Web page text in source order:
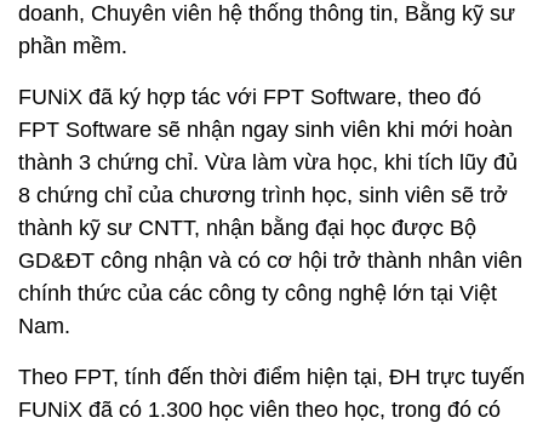
doanh, Chuyên viên hệ thống thông tin, Bằng kỹ sư
phần mềm.
FUNiX đã ký hợp tác với FPT Software, theo đó
FPT Software sẽ nhận ngay sinh viên khi mới hoàn
thành 3 chứng chỉ. Vừa làm vừa học, khi tích lũy đủ
8 chứng chỉ của chương trình học, sinh viên sẽ trở
thành kỹ sư CNTT, nhận bằng đại học được Bộ
GD&ĐT công nhận và có cơ hội trở thành nhân viên
chính thức của các công ty công nghệ lớn tại Việt
Nam.
Theo FPT, tính đến thời điểm hiện tại, ĐH trực tuyến
FUNiX đã có 1.300 học viên theo học, trong đó có